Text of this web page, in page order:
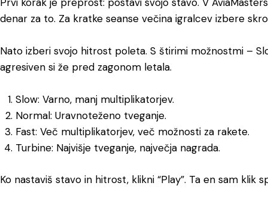
denar za to. Za kratke seanse večina igralcev izbere
Nato izberi svojo hitrost poleta. S štirimi možnostmi –
agresiven si že pred zagonom letala.
Slow: Varno, manj multiplikatorjev.
Normal: Uravnoteženo tveganje.
Fast: Več multiplikatorjev, več možnosti za rakete.
Turbine: Najvišje tveganje, največja nagrada.
Ko nastaviš stavo in hitrost, klikni “Play”. Ta en sam klik